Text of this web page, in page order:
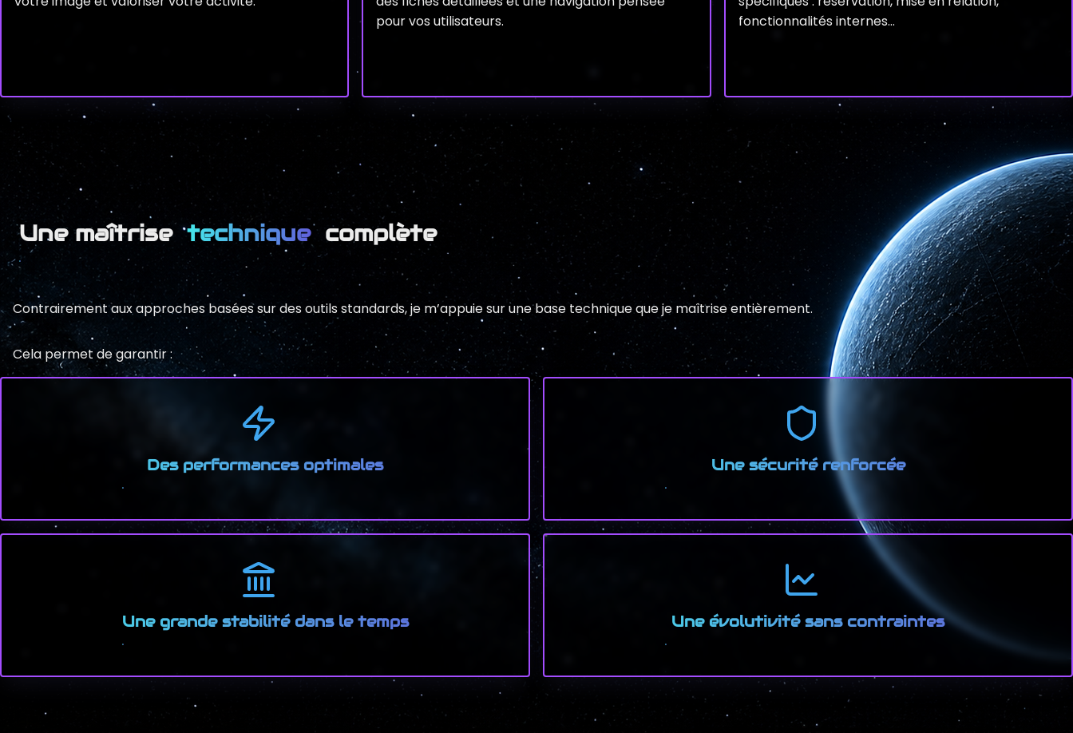
pour vos utilisateurs.
fonctionnalités internes…
Une maîtrisetechnique complète
Contrairement aux approches basées sur des outils standards, je m’appuie sur une base technique que je maîtrise entièrement.
Cela permet de garantir :
Des performances optimales Une sécurité renforcée
Une grande stabilité dans le temps Une évolutivité sans contraintes